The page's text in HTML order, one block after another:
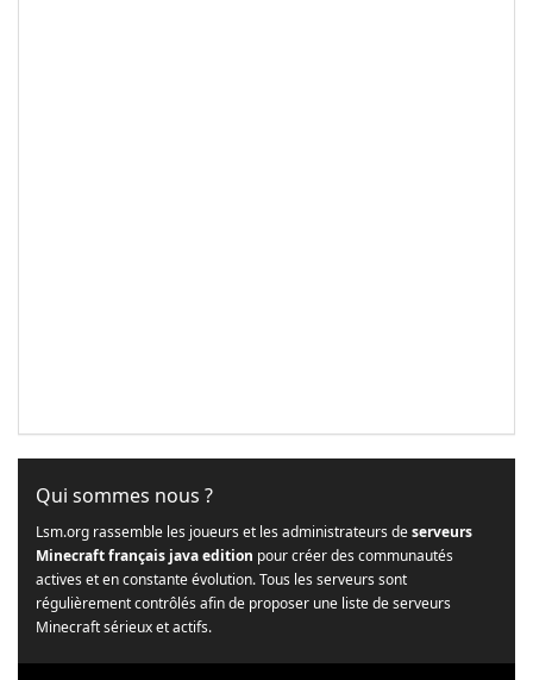
Qui sommes nous ?
Lsm.org rassemble les joueurs et les administrateurs deserveurs
Minecraft français java edition pour créer des communautés
actives et en constante évolution. Tous les serveurs sont
régulièrement contrôlés afin de proposer une liste de serveurs
Minecraft sérieux et actifs.